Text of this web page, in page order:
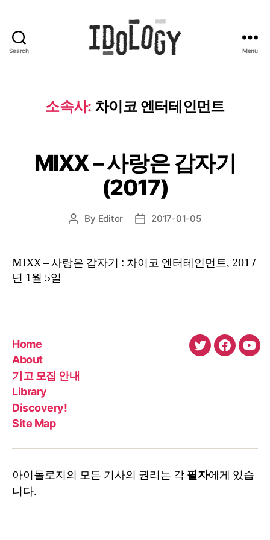
Search Menu
소속사: 차이코 엔터테인먼트
MIXX – 사랑은 갑자기
(2017)
Post
By Editor
Post2017-01-05
MIXX – 사랑은 갑자기 : 차이코 엔터테인먼트, 2017
년 1월 5일
Home
About
기고 모집 안내
Library
Discovery!
Site Map
twitter
아이돌로지의 모든 기사의 권리는 각 필자에게 있습
니다.